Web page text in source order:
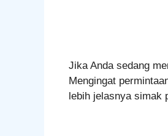
Jika Anda sedang
Mengingat
lebih jelasnya simak